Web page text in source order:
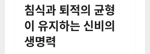
침식과 퇴적의 균형
이 유지하는 신비의
생명력